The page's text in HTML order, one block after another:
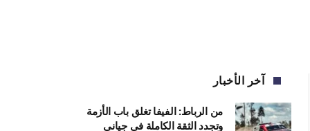
آخر الأخبار
من الرباط: الفيفا تغلق باب الأزمة
وتجدد الثقة الكاملة في جياني